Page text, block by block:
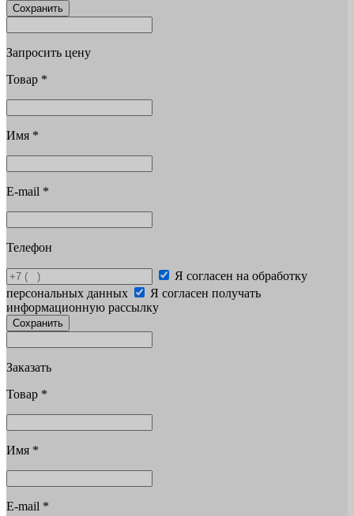
Сохранить
Запросить цену
Товар *
Имя *
E-mail *
Телефон
Я согласен на обработку
персональных данных
Я согласен получать
информационную рассылку
Сохранить
Заказать
Товар *
Имя *
E-mail *